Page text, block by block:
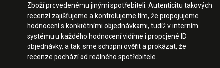
Zboží provedenému jinými spotřebiteli. Autenticitu takových
recenzí zajišťujeme a kontrolujeme tím, že propojujeme
hodnocení s konkrétními objednávkami, tudíž v interním
systému u každého hodnocení vidíme i propojené ID
objednávky, a tak jsme schopni ověřit a prokázat, že
recenze pochází od reálného spotřebitele.